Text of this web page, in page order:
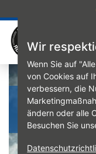
Wir
Wenn Sie auf
von Cookies auf
verbessern, die
ändern oder alle
Besuchen Sie